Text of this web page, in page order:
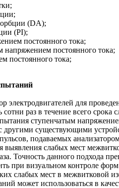
(DA);
(PI);
постоянного тока;
постоянного тока;
постоянного тока;
электродвигателей для
сотни раз в течение всего
ступенчатым
существующими
подаваемых
слабых мест
Точность данного подхода
при визуальном контроле
слабых мест в межвитковой
может использоваться в